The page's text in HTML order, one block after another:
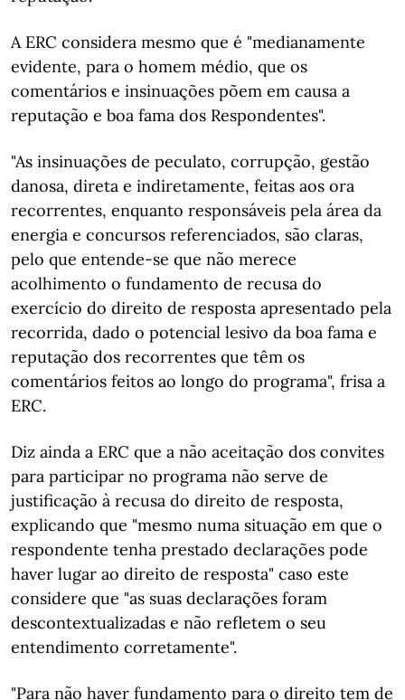
A ERC considera mesmo que é "medianamente
evidente, para o homem médio, que os
comentários e insinuações põem em causa a
reputação e boa fama dos Respondentes".
"As insinuações de peculato, corrupção, gestão
danosa, direta e indiretamente, feitas aos ora
recorrentes, enquanto responsáveis pela área da
energia e concursos referenciados, são claras,
pelo que entende-se que não merece
acolhimento o fundamento de recusa do
exercício do direito de resposta apresentado pela
recorrida, dado o potencial lesivo da boa fama e
reputação dos recorrentes que têm os
comentários feitos ao longo do programa", frisa a
ERC.
Diz ainda a ERC que a não aceitação dos convites
para participar no programa não serve de
justificação à recusa do direito de resposta,
explicando que "mesmo numa situação em que o
respondente tenha prestado declarações pode
haver lugar ao direito de resposta" caso este
considere que "as suas declarações foram
descontextualizadas e não refletem o seu
entendimento corretamente".
"Para não haver fundamento para o direito tem de